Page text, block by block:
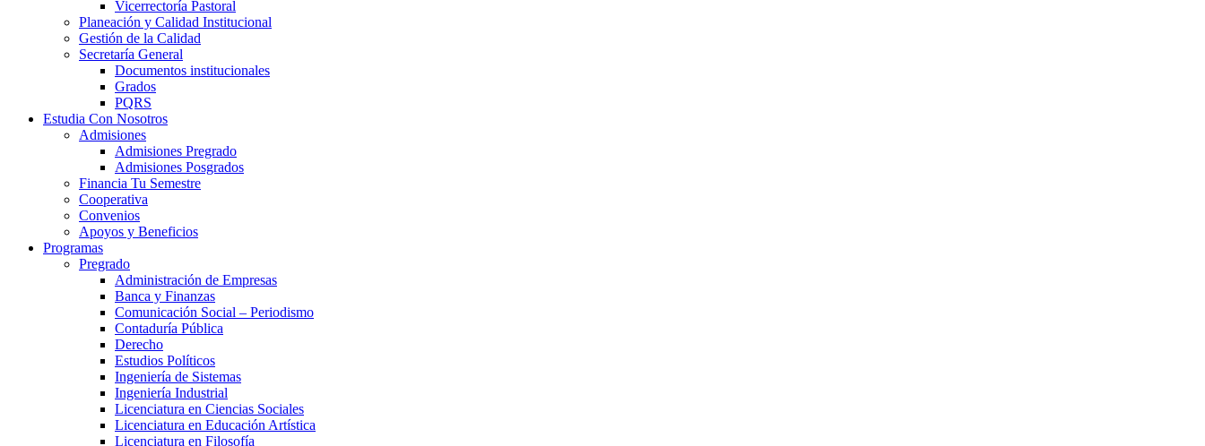
Vicerrectoría Pastoral
Planeación y Calidad Institucional
Gestión de la Calidad
Secretaría General
Documentos institucionales
Grados
PQRS
Estudia Con Nosotros
Admisiones
Admisiones Pregrado
Admisiones Posgrados
Financia Tu Semestre
Cooperativa
Convenios
Apoyos y Beneficios
Programas
Pregrado
Administración de Empresas
Banca y Finanzas
Comunicación Social – Periodismo
Contaduría Pública
Derecho
Estudios Políticos
Ingeniería de Sistemas
Ingeniería Industrial
Licenciatura en Ciencias Sociales
Licenciatura en Educación Artística
Licenciatura en Filosofía